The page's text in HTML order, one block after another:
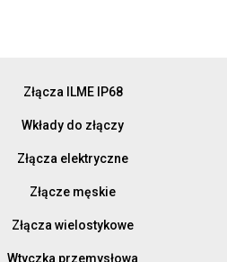
Złącza ILME IP68
Wkłady do złączy
Złącza elektryczne
Złącze męskie
Złącza wielostykowe
Wtyczka przemysłowa